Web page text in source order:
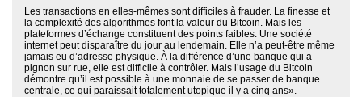
Les transactions en elles-mêmes sont difficiles à frauder. La finesse et
la complexité des algorithmes font la valeur du Bitcoin. Mais les
plateformes d’échange constituent des points faibles. Une société
internet peut disparaître du jour au lendemain. Elle n’a peut-être même
jamais eu d’adresse physique. À la différence d’une banque qui a
pignon sur rue, elle est difficile à contrôler. Mais l’usage du Bitcoin
démontre qu’il est possible à une monnaie de se passer de banque
centrale, ce qui paraissait totalement utopique il y a cinq ans».